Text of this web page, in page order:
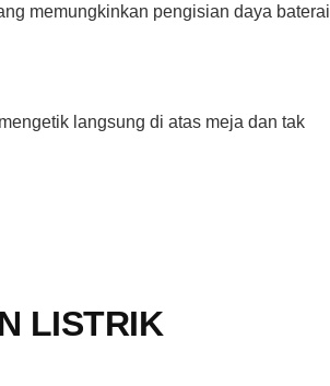
memungkinkan pengisian daya baterai
langsung di atas meja dan tak
LISTRIK